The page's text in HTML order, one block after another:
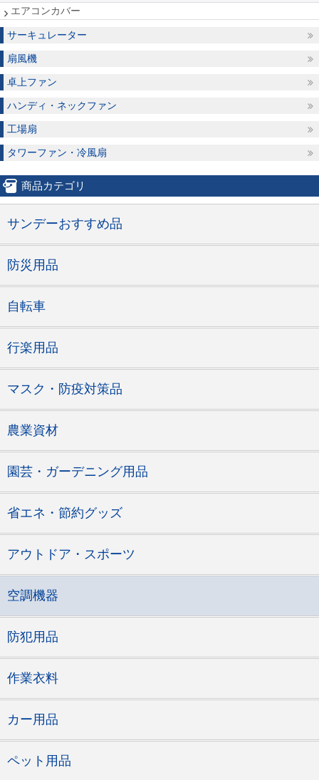
エアコンカバー
サーキュレーター
扇風機
卓上ファン
ハンディ・ネックファン
工場扇
タワーファン・冷風扇
商品カテゴリ
サンデーおすすめ品
防災用品
自転車
行楽用品
マスク・防疫対策品
農業資材
園芸・ガーデニング用品
省エネ・節約グッズ
アウトドア・スポーツ
空調機器
防犯用品
作業衣料
カー用品
ペット用品